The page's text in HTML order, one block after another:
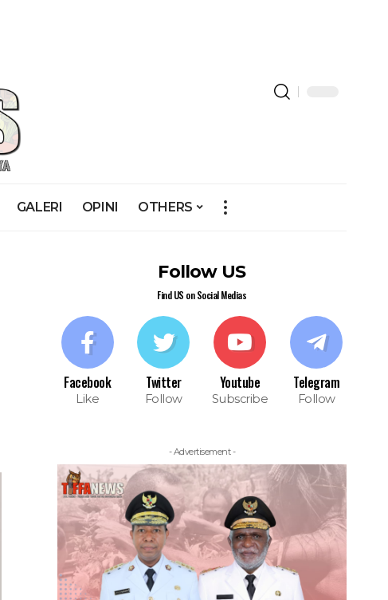
GALERI OPINI OTHERS
Follow US
Find US on Social Medias
Facebook
Like
Twitter
Follow
Youtube
Subscribe
Telegram
Follow
- Advertisement -